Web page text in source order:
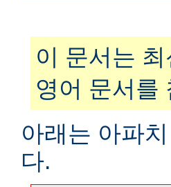
이 문서는
영어 문서를
아래는 아파
다.